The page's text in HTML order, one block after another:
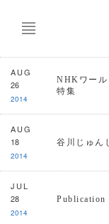
AUG
26
2014
NHKワール
特集
AUG
18
2014
谷川じゅん
JUL
28
2014
Publication